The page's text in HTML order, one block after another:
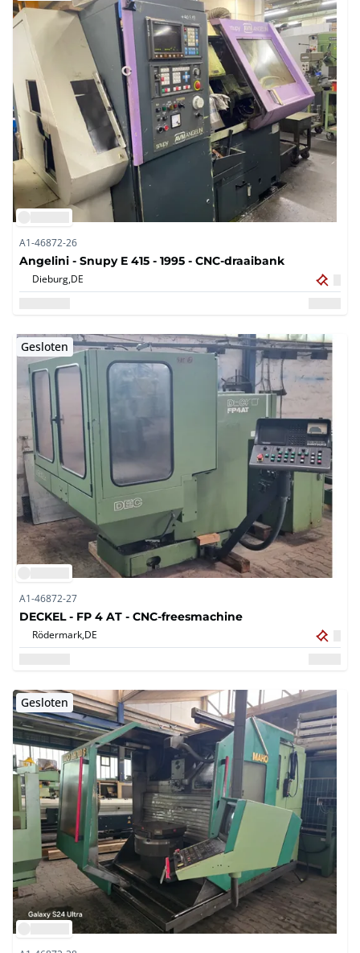
A1-46872-26
Angelini - Snupy E 415 - 1995 - CNC-draaibank
Dieburg,DE
Gesloten
A1-46872-27
DECKEL - FP 4 AT - CNC-freesmachine
Rödermark,DE
Gesloten